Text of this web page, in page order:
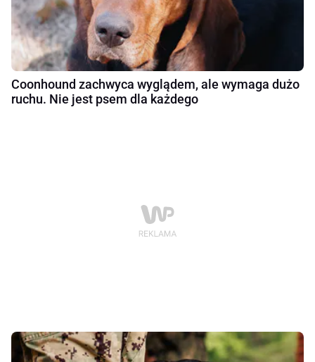
Coonhound zachwyca wyglądem, ale wymaga dużo
ruchu. Nie jest psem dla każdego